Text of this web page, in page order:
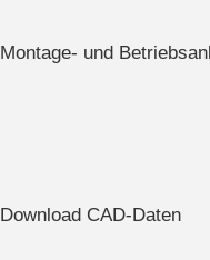
Montage- und
Download CAD-Daten